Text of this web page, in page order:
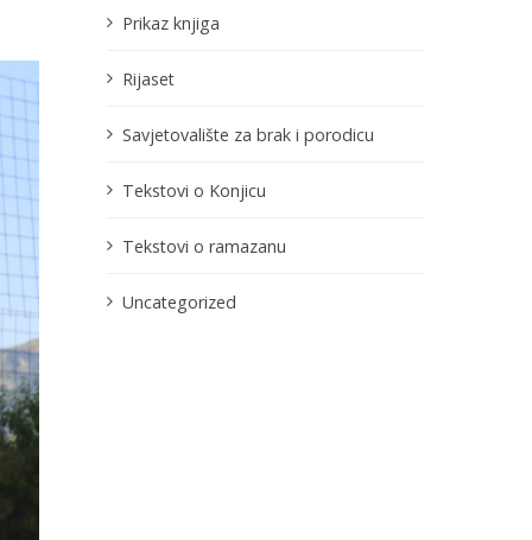
Prikaz knjiga
Rijaset
Savjetovalište za brak i porodicu
Tekstovi o Konjicu
Tekstovi o ramazanu
Uncategorized